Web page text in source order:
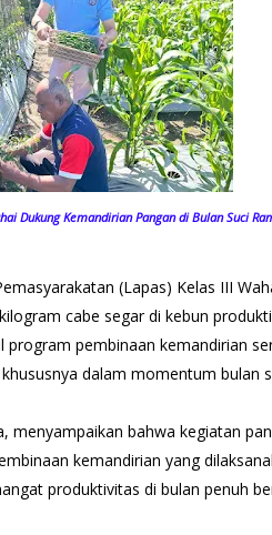
Dukung Kemandirian Pangan di Bulan Suci
(Lapas) Kelas III
cabe segar di kebun
program pembinaan kemandirian
dalam momentum bulan
menyampaikan bahwa kegiatan
kemandirian yang
produktivitas di bulan penuh